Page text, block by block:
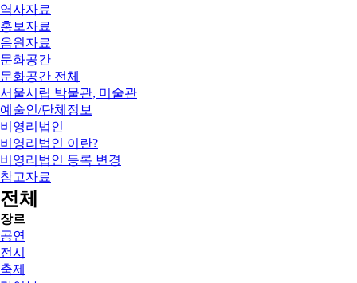
역사자료
홍보자료
음원자료
문화공간
문화공간 전체
서울시립 박물관, 미술관
예술인/단체정보
비영리법인
비영리법인 이란?
비영리법인 등록 변경
참고자료
전체
장르
공연
전시
축제